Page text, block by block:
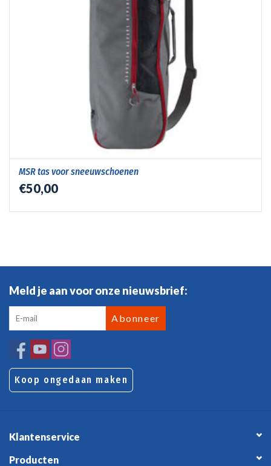
MSR tas voor sneeuwschoenen
€50,00
Meld je aan voor onze nieuwsbrief:
Abonneer
Koop ongedaan maken
Klantenservice
Producten